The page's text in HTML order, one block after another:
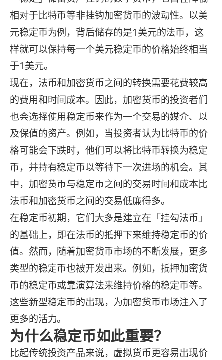
相对于比特币等非挂钩加密货币的波动性。以美
元稳定币为例，背后储存的是1美元的法币，这
样就可以保持每一个美元稳定币的价格始终相当
于1美元。
现在，法币和加密货币之间的转换需要花费较高
的费用和时间成本。因此，加密货币的投资者们
也会选择使用稳定币来作为一个交易的媒介、以
及保值的资产。例如，当投资者认为比特币的价
格可能会下跌时，他们可以将比特币转换为稳定
币，并持有稳定币以等待下一次进场的机会。其
中，加密货币与稳定币之间的交易时间和成本比
法币和加密货币之间的交易低廉得多。
在稳定币初期，它们大多是建立在「挂勾法币」
的基础上，即在法币的抵押下来维持稳定币的价
值。然而，随着加密货币市场的不断发展，更多
类型的稳定币也被开发出来。例如，抵押加密货
币的稳定币或靠演算法来维持价格的稳定币等。
这些新型稳定币的出现，为加密货币市场注入了
更多的活力。
为什么稳定币如此重要？
比起传统投资产品来说，虚拟货币更容易出现价